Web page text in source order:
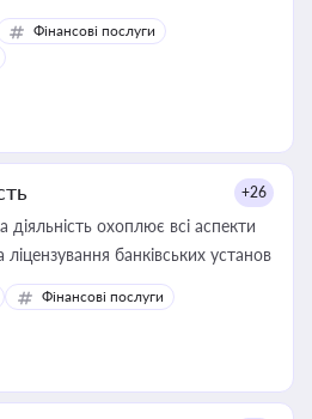
керівника, юриста або
приватизації, оренди
угод і перевірки
діяльності
Фінансові послуги
+26
діяльність охоплює всі аспекти
банківських установ
Фінансові послуги